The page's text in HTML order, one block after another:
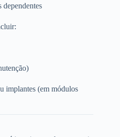
implantes (em módulos